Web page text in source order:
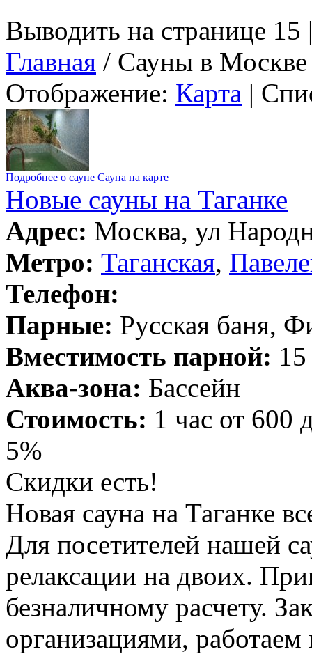
Выводить на странице
Главная / Сауны в Москве
Отображение: Карта |
Подробнее о сауне Сауна на карте
Новые сауны на Таганке
Адрес: Москва, ул
Метро: Таганская,
Телефон:
Парные: Русская баня,
Вместимость парной:
Аква-зона: Бассейн
Стоимость: 1 час от 600
5%
Скидки есть!
Новая сауна на Таганке
Для посетителей нашей
релаксации на двоих.
безналичному расчету.
организациями,